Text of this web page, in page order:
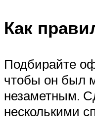
Как
Подбирайте
чтобы он был
незаметным.
несколькими